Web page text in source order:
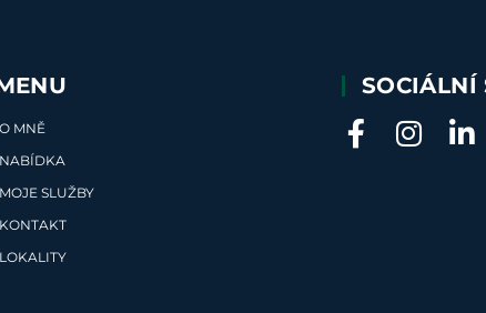
O MNĚ
NABÍDKA
MOJE SLUŽBY
KONTAKT
LOKALITY
SOCIÁLNÍ